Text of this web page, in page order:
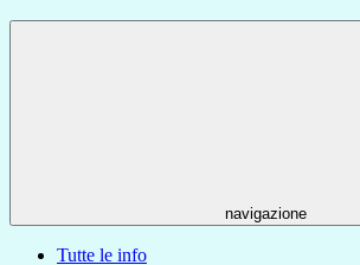
navigazione
Tutte le info